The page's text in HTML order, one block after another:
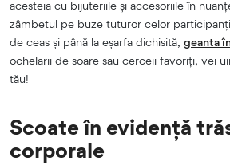
acesteia cu bijuteriile și accesoriile în
zâmbetul pe buze tuturor celor
de ceas și până la eșarfa dichisită, geanta
ochelarii de soare sau cerceii favoriți, vei
tău!
Scoate în evidență
corporale